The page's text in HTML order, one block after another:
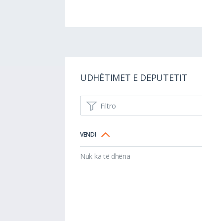
UDHËTIMET E DEPUTETIT
Filtro
VENDI
Nuk ka të dhëna